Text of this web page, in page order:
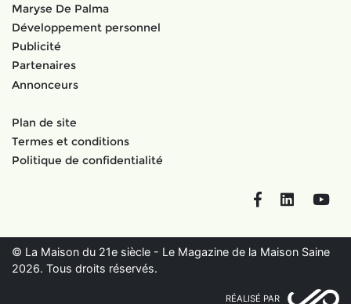
Maryse De Palma
Développement personnel
Publicité
Partenaires
Annonceurs
Plan de site
Termes et conditions
Politique de confidentialité
FacebookLinkedIn
© La Maison du 21e siècle - Le Magazine de la Maison Saine
2026. Tous droits réservés.
RÉALISÉ PAR